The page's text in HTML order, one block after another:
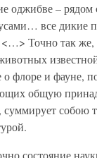
оджибве –
все дикие
Точно так же,
о флоре и фауне,
общую
суммирует собою
состояние